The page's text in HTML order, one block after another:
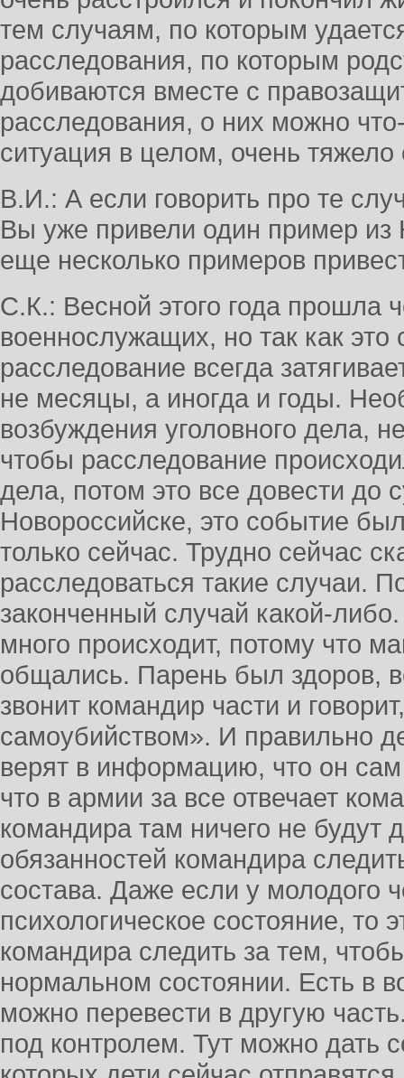
тем случаям, по которым
расследования, по которым
добиваются вместе с
расследования, о них можно
ситуация в целом, очень тяжело
В.И.: А если говорить про те
Вы уже привели один пример из
еще несколько примеров
С.К.: Весной этого года прошла
военнослужащих, но так как это
расследование всегда
не месяцы, а иногда и годы.
возбуждения уголовного дела,
чтобы расследование
дела, потом это все довести до
Новороссийске, это событие
только сейчас. Трудно сейчас
расследоваться такие случаи.
законченный случай какой-
много происходит, потому что
общались. Парень был здоров,
звонит командир части и
самоубийством». И правильно
верят в информацию, что он
что в армии за все отвечает
командира там ничего не будут
обязанностей командира
состава. Даже если у молодого
психологическое состояние, то
командира следить за тем,
нормальном состоянии. Есть в
можно перевести в другую
под контролем. Тут можно дать